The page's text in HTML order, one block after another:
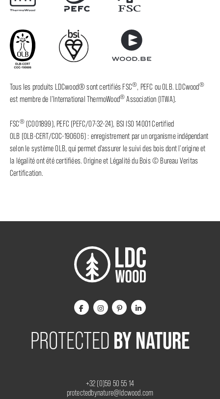
Tous les produits LDCwood® sont certifiés FSC®, PEFC ou OLB. LDCwood®
est membre de l’International ThermoWood® Association (ITWA).
FSC®(C001899), PEFC (PEFC/07-32-24), BSI ISO 14001 Certified
OLB (OLB-CERT/COC-190606) : enregistrement par un organisme indépendant
selon le système OLB, qui permet d'assurer le suivi des bois dont l'origine et
la légalité ont été certifiées. Origine et Légalité du Bois © Bureau Veritas
Certification.
PROTECTED BY NATURE
+32 (0)59 50 55 14
protectedbynature@ldcwood.com